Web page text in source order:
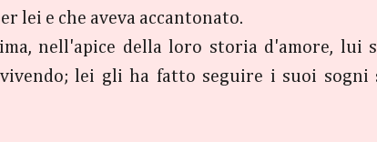
e che aveva accantonato.
nell'apice della loro storia d'amore, lui
lei gli ha fatto seguire i suoi sogni